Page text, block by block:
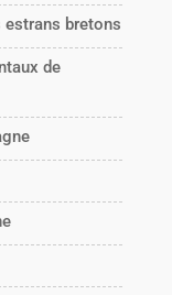
estrans bretons
de